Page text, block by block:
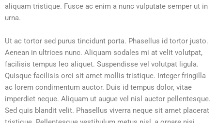
aliquam tristique. Fusce ac enim a nunc vulputate semper ut in
urna.
Ut ac tortor sed purus tincidunt porta. Phasellus id tortor justo.
Aenean in ultrices nunc. Aliquam sodales mi at velit volutpat,
facilisis tempus leo aliquet. Suspendisse vel volutpat ligula.
Quisque facilisis orci sit amet mollis tristique. Integer fringilla
ac lorem condimentum auctor. Duis id tempus dolor, vitae
imperdiet neque. Aliquam ut augue vel nisl auctor pellentesque.
Sed quis blandit velit. Phasellus viverra neque sit amet placerat